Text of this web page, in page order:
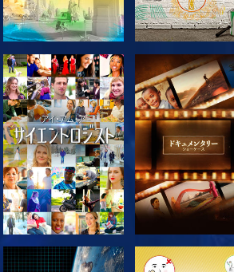
シリーズを探求 シリーズを探求